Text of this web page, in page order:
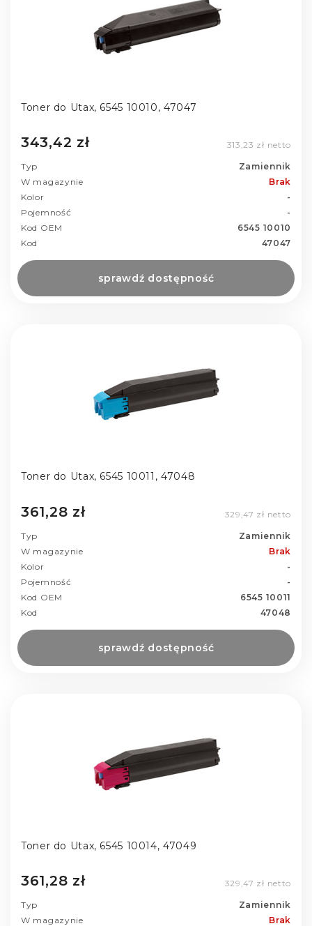
Toner do Utax, 6545 10010, 47047
343,42 zł 313,23 zł netto
Typ
Zamiennik
W magazynie
Brak
Kolor
-
Pojemność
-
Kod OEM
6545 10010
Kod
47047
sprawdź dostępność
Toner do Utax, 6545 10011, 47048
361,28 zł 329,47 zł netto
Typ
Zamiennik
W magazynie
Brak
Kolor
-
Pojemność
-
Kod OEM
6545 10011
Kod
47048
sprawdź dostępność
Toner do Utax, 6545 10014, 47049
361,28 zł 329,47 zł netto
Typ
Zamiennik
W magazynie
Brak